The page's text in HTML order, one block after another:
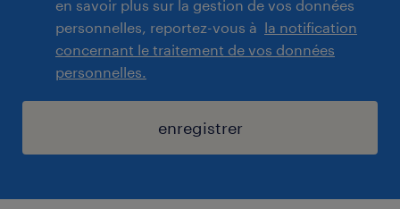
en savoir plus sur la gestion de vos données
personnelles, reportez-vous à la notification
concernant le traitement de vos données
personnelles.
enregistrer